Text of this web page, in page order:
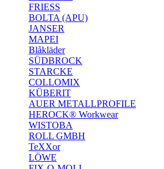
FRIESS
BOLTA (APU)
JANSER
MAPEI
Blåkläder
SÜDBROCK
STARCKE
COLLOMIX
KÜBERIT
AUER METALLPROFILE
HEROCK® Workwear
WISTOBA
ROLL GMBH
TeXXor
LÖWE